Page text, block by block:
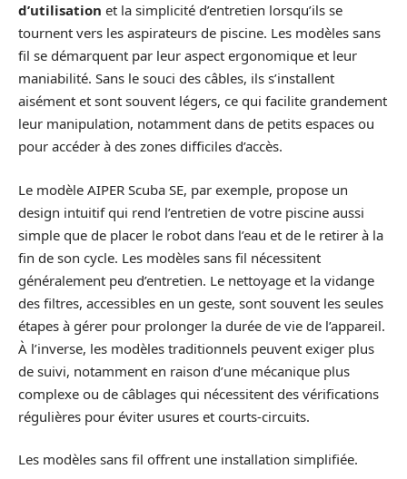
d’utilisation et la simplicité d’entretien lorsqu’ils se
tournent vers les aspirateurs de piscine. Les modèles sans
fil se démarquent par leur aspect ergonomique et leur
maniabilité. Sans le souci des câbles, ils s’installent
aisément et sont souvent légers, ce qui facilite grandement
leur manipulation, notamment dans de petits espaces ou
pour accéder à des zones difficiles d’accès.
Le modèle AIPER Scuba SE, par exemple, propose un
design intuitif qui rend l’entretien de votre piscine aussi
simple que de placer le robot dans l’eau et de le retirer à la
fin de son cycle. Les modèles sans fil nécessitent
généralement peu d’entretien. Le nettoyage et la vidange
des filtres, accessibles en un geste, sont souvent les seules
étapes à gérer pour prolonger la durée de vie de l’appareil.
À l’inverse, les modèles traditionnels peuvent exiger plus
de suivi, notamment en raison d’une mécanique plus
complexe ou de câblages qui nécessitent des vérifications
régulières pour éviter usures et courts-circuits.
Les modèles sans fil offrent une installation simplifiée.